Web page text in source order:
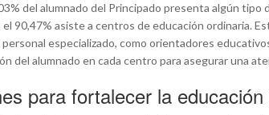
del alumnado del Principado presenta algún tipo
90,47% asiste a centros de educación ordinaria.
especializado, como orientadores
del alumnado en cada centro para asegurar una
para fortalecer la